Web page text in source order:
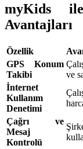
myKids
Avantajları
Özellik
GPS Konum
Takibi
ve
İnternet
Kullanım
Denetimi
Çağrı ve
Mesaj
Kontrolü